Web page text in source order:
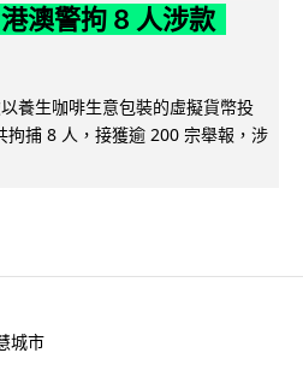
澳警拘 8 人涉款
養生咖啡生意包裝的虛擬貨幣投
捕 8 人，接獲逾 200 宗舉報，涉
城市